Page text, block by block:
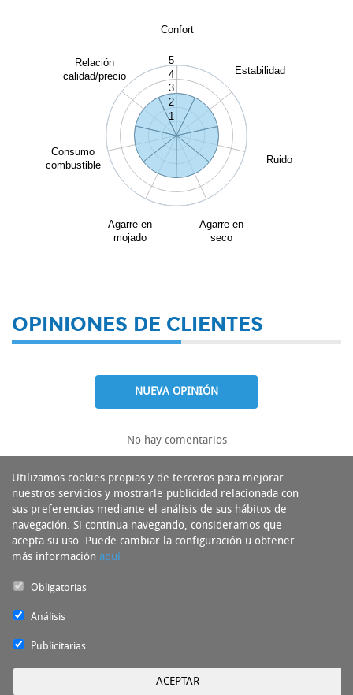
Confort
Estabilidad
Ruido
Agarre en
seco
Agarre en
mojado
Consumo
combustible
Relación
calidad/precio
1
2
3
4
5
OPINIONES DE CLIENTES
NUEVA OPINIÓN
No hay comentarios
Utilizamos cookies propias y de terceros para mejorar
nuestros servicios y mostrarle publicidad relacionada con
sus preferencias mediante el análisis de sus hábitos de
navegación. Si continua navegando, consideramos que
acepta su uso. Puede cambiar la configuración u obtener
más información aquí
Obligatorias
Análisis
Publicitarias
ACEPTAR